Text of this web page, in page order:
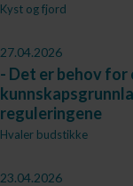
Kyst og fjord
27.04.2026
- Det er behov
reguleringene
Hvaler budstikke
23.04.2026